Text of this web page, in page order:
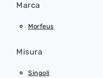
Marca
Morfeus
Misura
Singoli